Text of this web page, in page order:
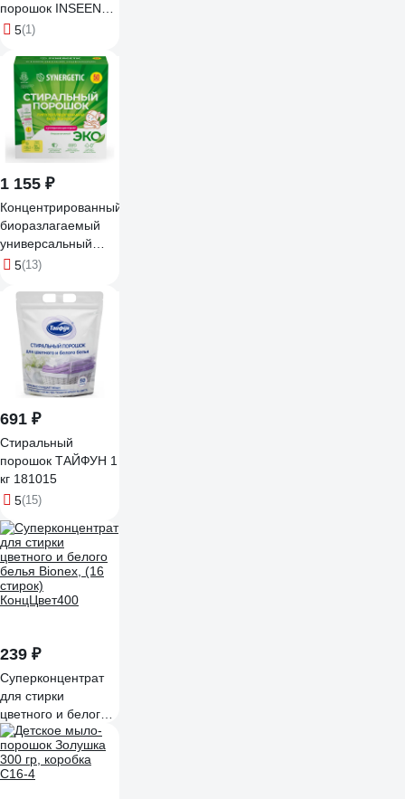
порошок INSEENSE
ТАРА ДАШИ 900 гр
5(1)
1 155 ₽
Концентрированный
биоразлагаемый
универсальный
гипоаллергенный
SYNERGETIC 50
стирок
4607971450726
109005
5(13)
691 ₽
Стиральный
порошок ТАЙФУН 1
кг 181015
5(15)
239 ₽
Суперконцентрат
для стирки
цветного и белого
белья Bionex, (16
стирок)
КонцЦвет400